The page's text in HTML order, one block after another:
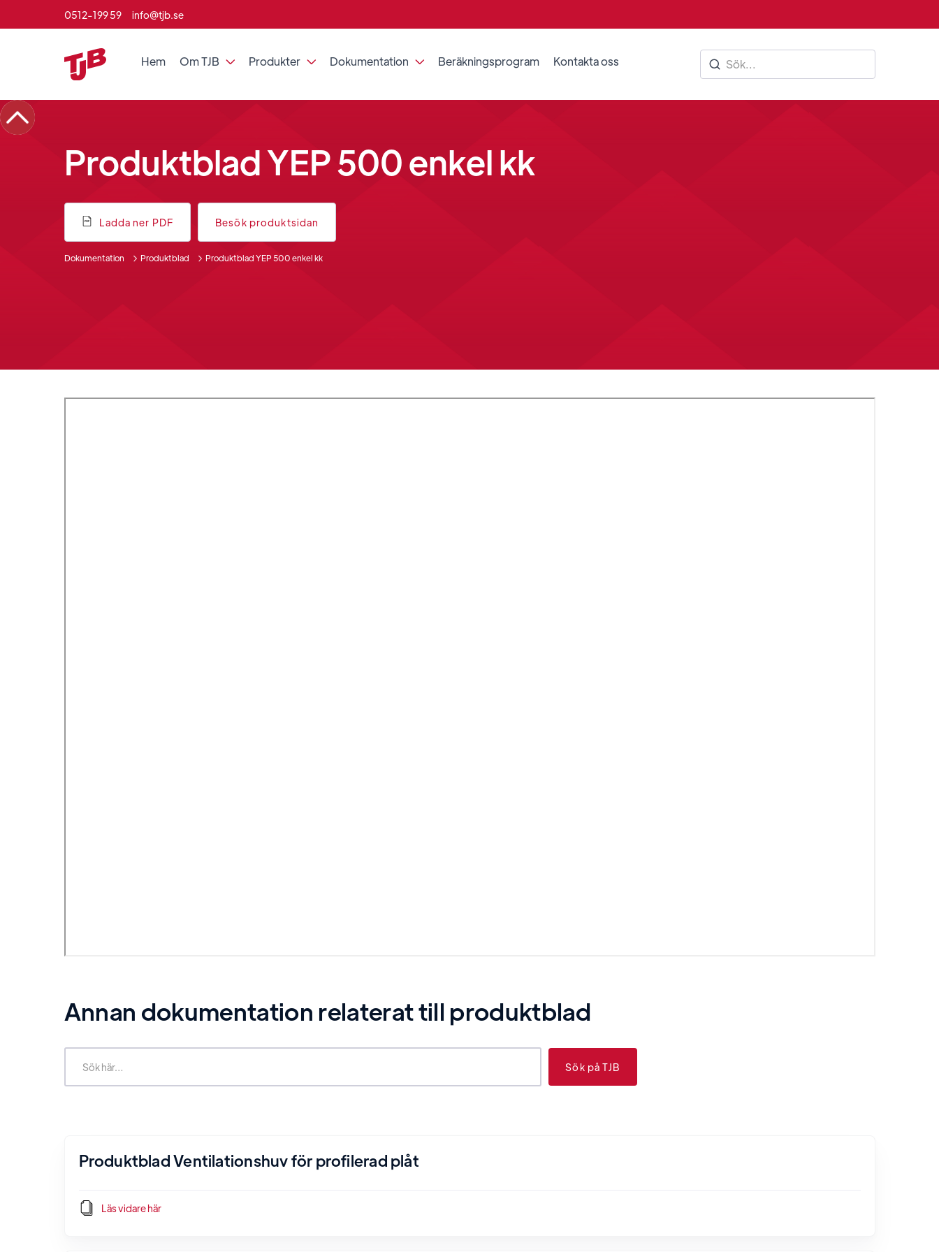
0512-199 59 info@tjb.se
Hem Om TJB  Produkter  Dokumentation  Beräkningsprogram Kontakta oss
Produktblad YEP 500 enkel kk
Ladda ner PDF Besök produktsidan
Dokumentation Produktblad Produktblad YEP 500 enkel kk
Annan dokumentation relaterat till produktblad
Produktblad Ventilationshuv för profilerad plåt
Läs vidare här